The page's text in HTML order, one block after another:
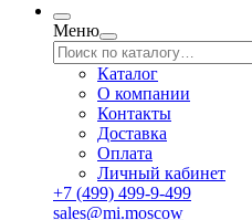
Меню
Каталог
О компании
Контакты
Доставка
Оплата
Личный кабинет
+7 (499) 499-9-499
sales@mi.moscow